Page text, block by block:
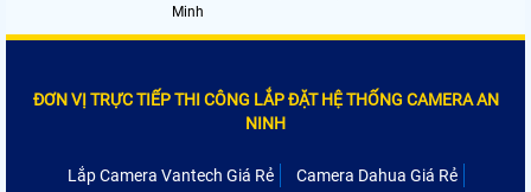
Minh
ĐƠN VỊ TRỰC TIẾP THI CÔNG LẮP ĐẶT HỆ THỐNG CAMERA AN
NINH
Lắp Camera Vantech Giá Rẻ
Camera Dahua Giá Rẻ